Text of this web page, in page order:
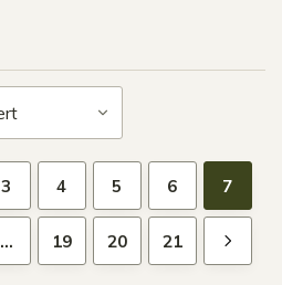
3 4 5 6 7
… 19 20 21